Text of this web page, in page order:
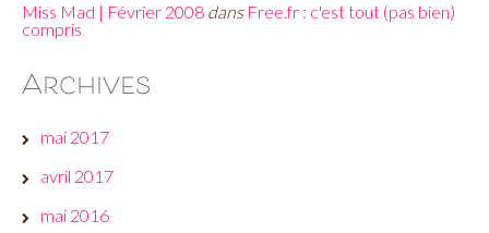
Miss Mad | Février 2008 dans Free.fr : c'est tout (pas bien)
compris
Archives
mai 2017
avril 2017
mai 2016